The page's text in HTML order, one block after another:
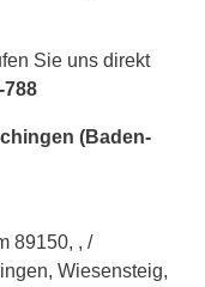
Sie uns direkt
788
(Baden-
89150, , /
Wiesensteig,